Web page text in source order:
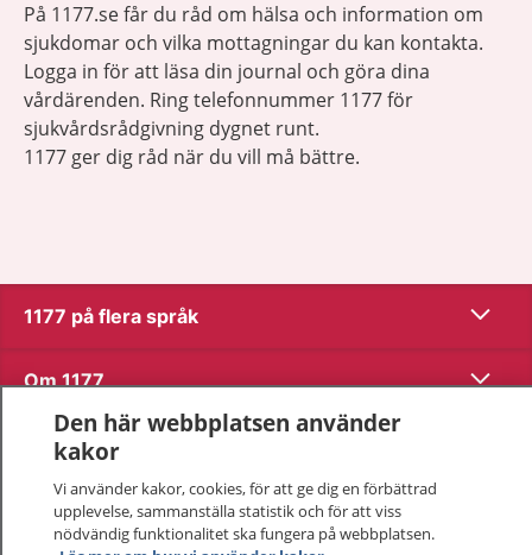
På 1177.se får du råd om hälsa och information om
sjukdomar och vilka mottagningar du kan kontakta.
Logga in för att läsa din journal och göra dina
vårdärenden. Ring telefonnummer 1177 för
sjukvårdsrådgivning dygnet runt.
1177 ger dig råd när du vill må bättre.
1177 på flera språk Visa
Om 1177 Visa
Kontakt
Behandling av personuppgifter
Den här webbplatsen använder
kakor
Vi använder kakor, cookies, för att ge dig en förbättrad
upplevelse, sammanställa statistik och för att viss
nödvändig funktionalitet ska fungera på webbplatsen.